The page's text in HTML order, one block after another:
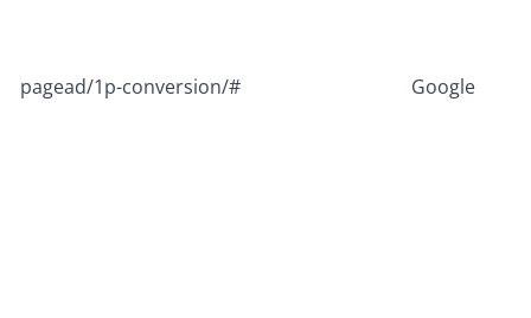
pagead/1p-conversion/# Google